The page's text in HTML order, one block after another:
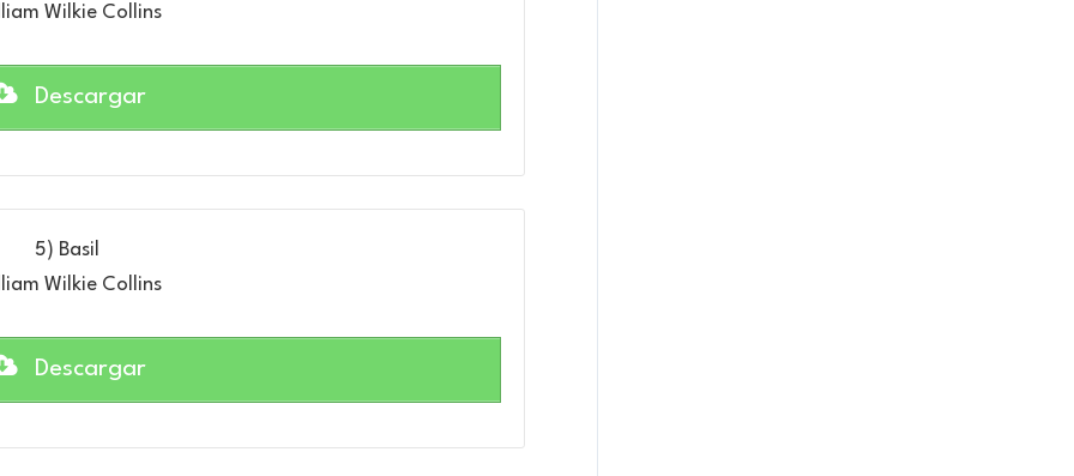
Wilkie Collins
Descargar
5) Basil
Wilkie Collins
Descargar